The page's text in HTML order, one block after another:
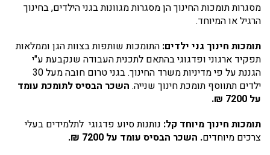
מסגרות תומכות החינוך הן מסגרות מגוונות בגני הילדים, בחינוך
הרגיל או המיוחד.
תומכות חינוך גני ילדים: התומכות שותפות בצוות הגן וממלאות
תפקיד ארגוני ופדגוגי בהתאם לתכנית העבודה שנקבעת ע"י
הגננת על פי מדיניות משרד החינוך. בגני טרום חובה מעל 30
ילדים תתווסף תומכת חינוך שנייה. השכר הבסיס לתומכת עומד
על 7200 ₪.
תומכות חינוך מיוחד קל: נותנות סיוע פדגוגי לתלמידים בעלי
צרכים מיוחדים. השכר הבסיס עומד על 7200 ₪.